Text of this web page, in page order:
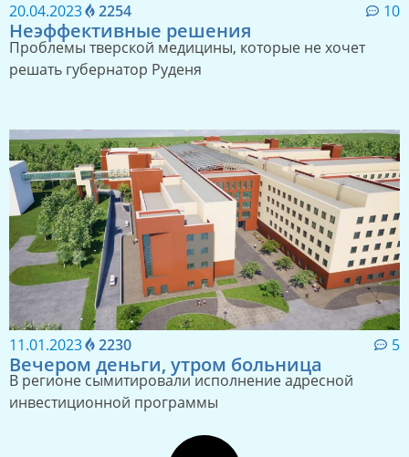
20.04.2023 2254 10
Неэффективные решения
Проблемы тверской медицины, которые не хочет
решать губернатор Руденя
11.01.2023 2230 5
Вечером деньги, утром больница
В регионе сымитировали исполнение адресной
инвестиционной программы